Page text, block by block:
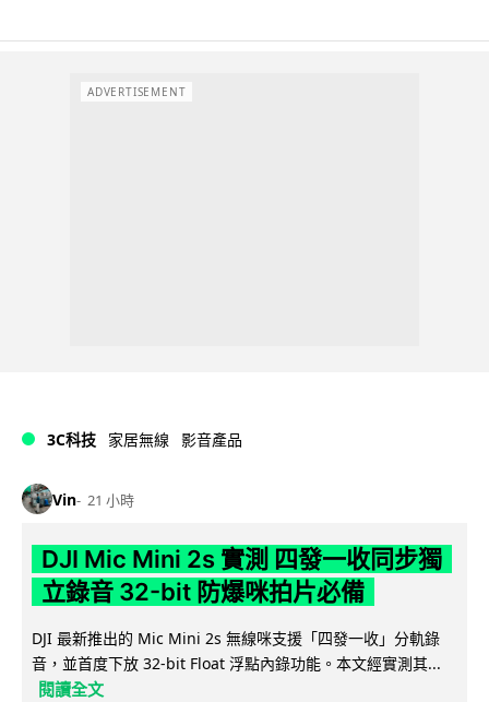
ADVERTISEMENT
3C科技 家居無線 影音產品
Vin 21 小時
DJI Mic Mini 2s 實測 四發一收同步獨
立錄音 32-bit 防爆咪拍片必備
DJI 最新推出的 Mic Mini 2s 無線咪支援「四發一收」分軌錄
音，並首度下放 32-bit Float 浮點內錄功能。本文經實測其...
閱讀全文